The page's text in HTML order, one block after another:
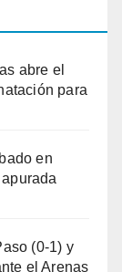
abre el
para
en
(0-1) y
el Arenas